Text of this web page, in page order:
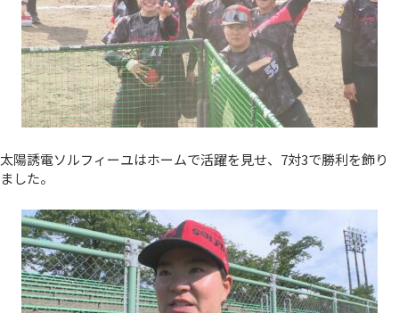
太陽誘電ソルフィーユはホームで活躍を見せ、7対3で勝利を飾り
ました。